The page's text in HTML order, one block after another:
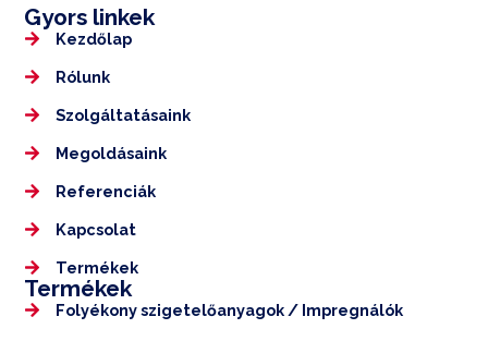
Gyors linkek
Kezdőlap
Rólunk
Szolgáltatásaink
Megoldásaink
Referenciák
Kapcsolat
Termékek
Termékek
Folyékony szigetelőanyagok / Impregnálók